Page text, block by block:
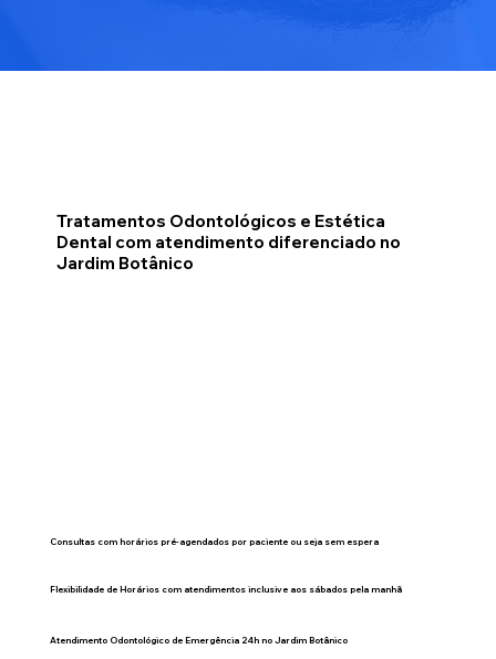
Tratamentos Odontológicos e Estética
Dental com atendimento diferenciado no
Jardim Botânico
Consultas com horários pré-agendados por paciente ou seja sem espera
Flexibilidade de Horários com atendimentos inclusive aos sábados pela manhã
Atendimento Odontológico de Emergência 24h no Jardim Botânico